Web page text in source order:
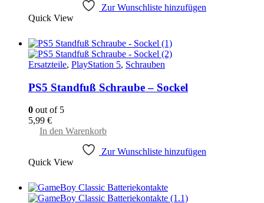
Zur Wunschliste hinzufügen
Quick View
Ersatzteile, PlayStation 5, Schrauben
PS5 Standfuß Schraube – Sockel
0 out of 5
5,99 €
In den Warenkorb
Zur Wunschliste hinzufügen
Quick View